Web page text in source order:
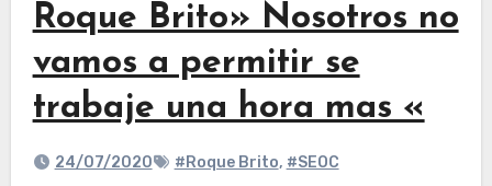
Roque Brito» Nosotros no
vamos a permitir se
trabaje una hora mas «
24/07/2020 #Roque Brito, #SEOC